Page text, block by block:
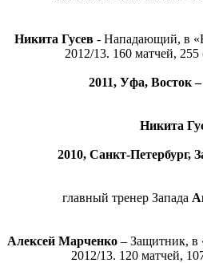
Никита Гусев - Нападающий, в
2012/13. 160 матчей,
2011, Уфа, Восток
Никита
2010, Санкт-Петербург,
главный тренер Запада
Алексей Марченко– Защитник, в
2012/13. 120 матчей,